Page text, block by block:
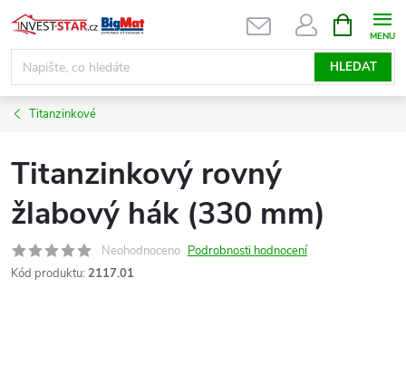
Přejít
na
obsah
HLEDAT
NÁKUPNÍ
KOŠÍK
Titanzinkové
Titanzinkový rovný
žlabový hák (330 mm)
Neohodnoceno Podrobnosti hodnocení
Kód produktu: 2117.01